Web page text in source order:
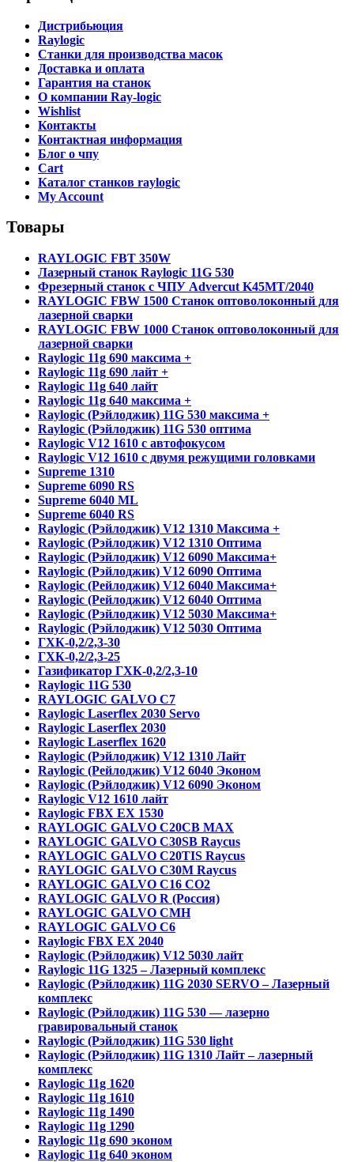
Дистрибьюция
Raylogic
Станки для производства масок
Доставка и оплата
Гарантия на станок
О компании Ray-logic
Wishlist
Контакты
Контактная информация
Блог о чпу
Cart
Каталог станков raylogic
My Account
Товары
RAYLOGIC FBT 350W
Лазерный станок Raylogic 11G 530
Фрезерный станок с ЧПУ Advercut K45MT/2040
RAYLOGIC FBW 1500 Станок оптоволоконный для
лазерной сварки
RAYLOGIC FBW 1000 Станок оптоволоконный для
лазерной сварки
Raylogic 11g 690 максима +
Raylogic 11g 690 лайт +
Raylogic 11g 640 лайт
Raylogic 11g 640 максима +
Raylogic (Рэйлоджик) 11G 530 максима +
Raylogic (Рэйлоджик) 11G 530 оптима
Raylogic V12 1610 с автофокусом
Raylogic V12 1610 с двумя режущими головками
Supreme 1310
Supreme 6090 RS
Supreme 6040 ML
Supreme 6040 RS
Raylogic (Рэйлоджик) V12 1310 Максима +
Raylogic (Рэйлоджик) V12 1310 Оптима
Raylogic (Рэйлоджик) V12 6090 Максима+
Raylogic (Рэйлоджик) V12 6090 Оптима
Raylogic (Рейлоджик) V12 6040 Максима+
Raylogic (Рейлоджик) V12 6040 Оптима
Raylogic (Рэйлоджик) V12 5030 Максима+
Raylogic (Рэйлоджик) V12 5030 Оптима
ГХК-0,2/2,3-30
ГХК-0,2/2,3-25
Газификатор ГХК-0,2/2,3-10
Raylogic 11G 530
RAYLOGIC GALVO С7
Raylogic Laserflex 2030 Servo
Raylogic Laserflex 2030
Raylogic Laserflex 1620
Raylogic (Рэйлоджик) V12 1310 Лайт
Raylogic (Рейлоджик) V12 6040 Эконом
Raylogic (Рэйлоджик) V12 6090 Эконом
Raylogic V12 1610 лайт
Raylogic FBX EX 1530
RAYLOGIC GALVO С20CB MAX
RAYLOGIC GALVO С30SB Raycus
RAYLOGIC GALVO C20TIS Raycus
RAYLOGIC GALVO С30M Raycus
RAYLOGIC GALVO С16 CO2
RAYLOGIC GALVO R (Россия)
RAYLOGIC GALVO CMH
RAYLOGIC GALVO С6
Raylogic FBX EX 2040
Raylogic (Рэйлоджик) V12 5030 лайт
Raylogic 11G 1325 – Лазерный комплекс
Raylogic (Рэйлоджик) 11G 2030 SERVO – Лазерный
комплекс
Raylogic (Рэйлоджик) 11G 530 — лазерно
гравировальный станок
Raylogic (Рэйлоджик) 11G 530 light
Raylogic (Рэйлоджик) 11G 1310 Лайт – лазерный
комплекс
Raylogic 11g 1620
Raylogic 11g 1610
Raylogic 11g 1490
Raylogic 11g 1290
Raylogic 11g 690 эконом
Raylogic 11g 640 эконом